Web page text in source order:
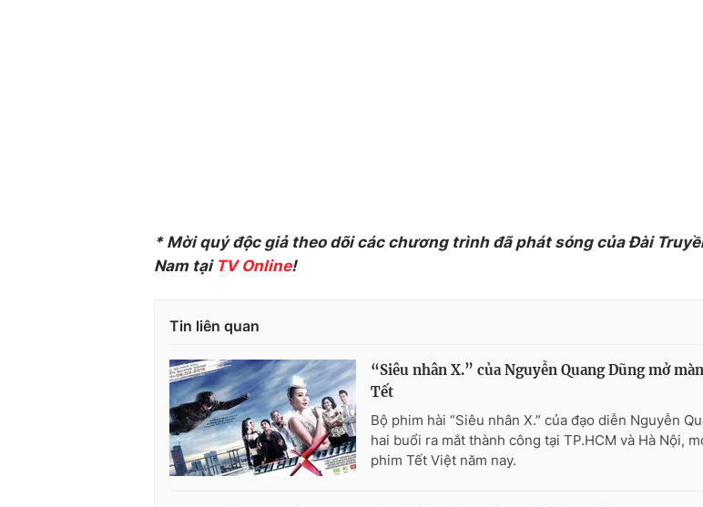
* Mời quý độc giả theo dõi các chương trình đã phát sóng của Đài
Nam tạiTV Online!
Tin liên quan
“Siêu nhân X.” của Nguyễn Quang Dũng mở
Tết
Bộ phim hài “Siêu nhân X.” của đạo diễn Nguyễn
hai buổi ra mắt thành công tại TP.HCM và Hà Nội,
phim Tết Việt năm nay.